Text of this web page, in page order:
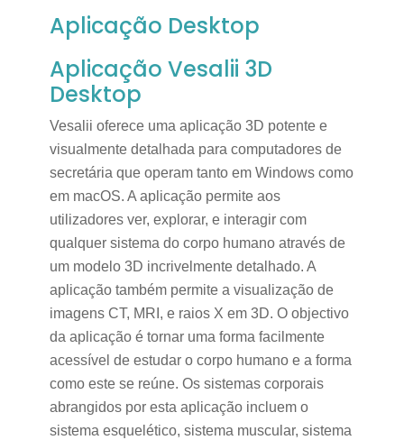
Aplicação Desktop
Aplicação Vesalii 3D
Desktop
Vesalii oferece uma aplicação 3D potente e
visualmente detalhada para computadores de
secretária que operam tanto em Windows como
em macOS. A aplicação permite aos
utilizadores ver, explorar, e interagir com
qualquer sistema do corpo humano através de
um modelo 3D incrivelmente detalhado. A
aplicação também permite a visualização de
imagens CT, MRI, e raios X em 3D. O objectivo
da aplicação é tornar uma forma facilmente
acessível de estudar o corpo humano e a forma
como este se reúne. Os sistemas corporais
abrangidos por esta aplicação incluem o
sistema esquelético, sistema muscular, sistema